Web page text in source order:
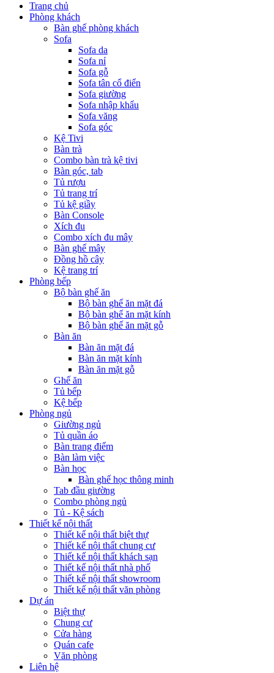
Trang chủ
Phòng khách
Bàn ghế phòng khách
Sofa
Sofa da
Sofa nỉ
Sofa gỗ
Sofa tân cổ điển
Sofa giường
Sofa nhập khẩu
Sofa văng
Sofa góc
Kệ Tivi
Bàn trà
Combo bàn trà kệ tivi
Bàn góc, tab
Tủ rượu
Tủ trang trí
Tủ kệ giầy
Bàn Console
Xích đu
Combo xích đu mây
Bàn ghế mây
Đồng hồ cây
Kệ trang trí
Phòng bếp
Bộ bàn ghế ăn
Bộ bàn ghế ăn mặt đá
Bộ bàn ghế ăn mặt kính
Bộ bàn ghế ăn mặt gỗ
Bàn ăn
Bàn ăn mặt đá
Bàn ăn mặt kính
Bàn ăn mặt gỗ
Ghế ăn
Tủ bếp
Kệ bếp
Phòng ngủ
Giường ngủ
Tủ quần áo
Bàn trang điểm
Bàn làm việc
Bàn học
Bàn ghế học thông minh
Tab đầu giường
Combo phòng ngủ
Tủ - Kệ sách
Thiết kế nội thất
Thiết kế nội thất biệt thự
Thiết kế nội thất chung cư
Thiết kế nội thất khách sạn
Thiết kế nội thất nhà phố
Thiết kế nội thất showroom
Thiết kế nội thất văn phòng
Dự án
Biệt thự
Chung cư
Cửa hàng
Quán cafe
Văn phòng
Liên hệ